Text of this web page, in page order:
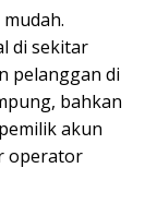
di sekitar
pelanggan di
bahkan
akun
operator